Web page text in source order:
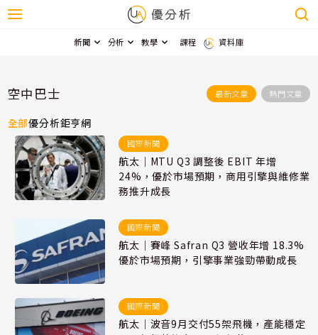
新聞 分析 教學 課程 資料庫
空中巴士 最新文章 熱門文章
全部優分析鉅亨網
國際新聞
航太｜MTU Q3 調整後 EBIT 年增
24%，優於市場預期，商用引擎與維修業
務推升成長
國際新聞
航太｜賽峰 Safran Q3 營收年增 18.3%
優於市場預期，引擎事業強勁帶動成長
國際新聞
航太｜波音9月交付55架飛機，產能穩定